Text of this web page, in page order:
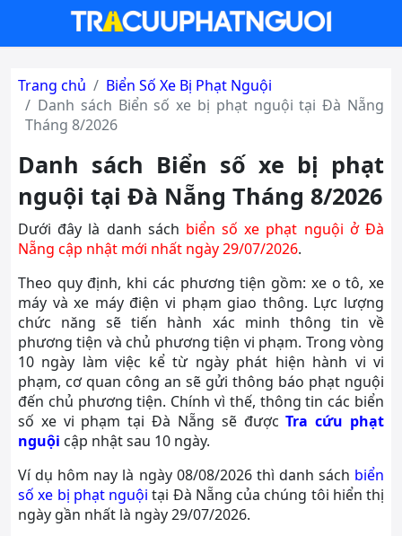
Trang chủ
Biển Số Xe Bị Phạt Nguội
Danh sách Biển số xe bị phạt nguội tại Đà Nẵng
Tháng 8/2026
Danh sách Biển số xe bị phạt
nguội tại Đà Nẵng Tháng 8/2026
Dưới đây là danh sách biển số xe phạt nguội ở Đà
Nẵng cập nhật mới nhất ngày 29/07/2026.
Theo quy định, khi các phương tiện gồm: xe o tô, xe
máy và xe máy điện vi phạm giao thông. Lực lượng
chức năng sẽ tiến hành xác minh thông tin về
phương tiện và chủ phương tiện vi phạm. Trong vòng
10 ngày làm việc kể từ ngày phát hiện hành vi vi
phạm, cơ quan công an sẽ gửi thông báo phạt nguội
đến chủ phương tiện. Chính vì thế, thông tin các biển
số xe vi phạm tại Đà Nẵng sẽ đượcTra cứu phạt
nguội cập nhật sau 10 ngày.
Ví dụ hôm nay là ngày 08/08/2026 thì danh sách biển
số xe bị phạt nguội tại Đà Nẵng của chúng tôi hiển thị
ngày gần nhất là ngày 29/07/2026.